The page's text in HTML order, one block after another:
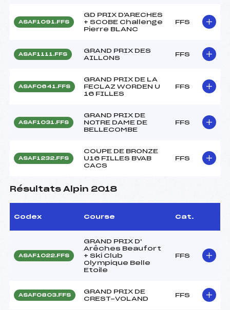
ASAF1091.FFS
GD PRIX D'ARECHES
+ SCOBE Challenge
Pierre BLANC
FFS
ASAF1111.FFS
GRAND PRIX DES
AILLONS
FFS
ASAF0641.FFS
GRAND PRIX DE LA
FECLAZ WORDEN U
16 FILLES
FFS
ASAF1031.FFS
GRAND PRIX DE
NOTRE DAME DE
BELLECOMBE
FFS
ASAF1232.FFS
COUPE DE BRONZE
U16 FILLES BVAB
CACS
FFS
Résultats Alpin 2018
Codex Course Cat.
ASAF1022.FFS
GRAND PRIX D'
Arêches Beaufort
+ Ski Club
Olympique Belle
Etoile
FFS
ASAF0803.FFS
GRAND PRIX DE
CREST-VOLAND
FFS